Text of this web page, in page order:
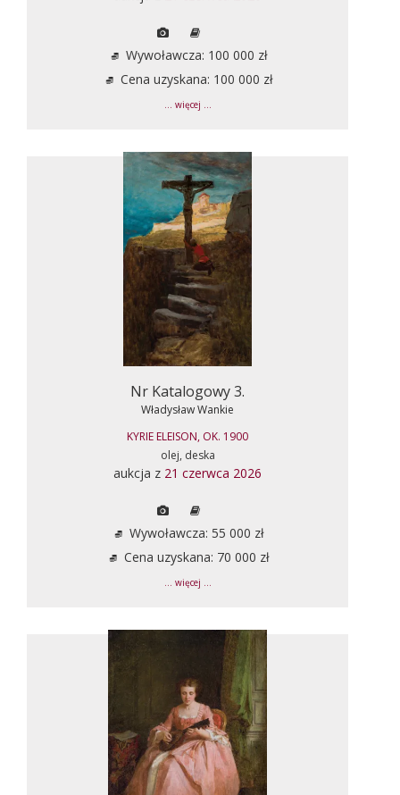
Wywoławcza: 100 000 zł
Cena uzyskana: 100 000 zł
... więcej ...
Nr Katalogowy 3.
Władysław Wankie
KYRIE ELEISON, OK. 1900
olej, deska
aukcja z 21 czerwca 2026
Wywoławcza: 55 000 zł
Cena uzyskana: 70 000 zł
... więcej ...